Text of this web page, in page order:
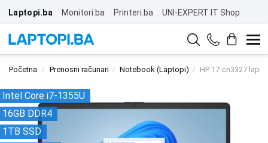
Laptopi.ba Monitori.ba Printeri.ba UNI-EXPERT IT Shop
Početna Prenosni računari Notebook (Laptopi) HP 17-cn3327
Intel Core i7-1355U
16GB DDR4
1TB SSD